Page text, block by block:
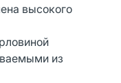
высокого
из